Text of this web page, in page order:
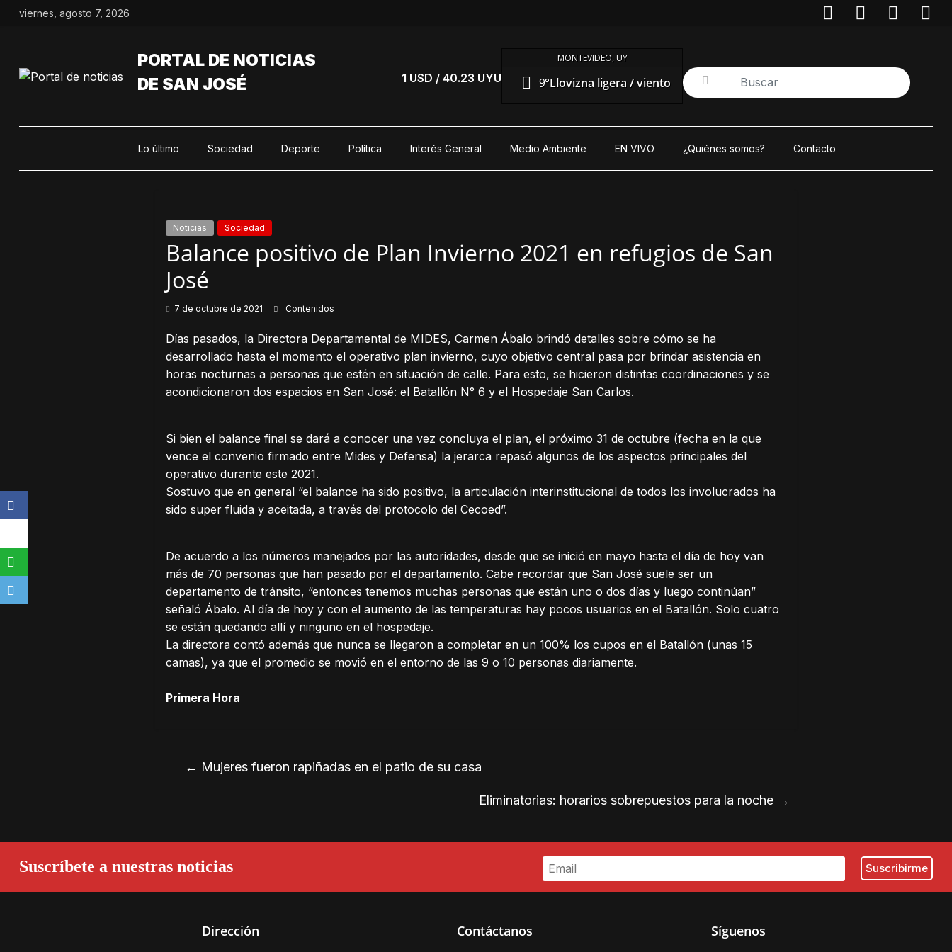
Saltarviernes, agosto 7, 2026
PORTAL DE NOTICIAS
DE SAN JOSÉ
1 USD / 40.23 UYU
MONTEVIDEO, UY
9°Llovizna ligera / viento
Lo último Sociedad Deporte Política Interés General Medio Ambiente EN VIVO ¿Quiénes somos? Contacto
Noticias Sociedad
Balance positivo de Plan Invierno 2021 en refugios de San
José
7 de octubre de 2021 Contenidos
Días pasados, la Directora Departamental de MIDES, Carmen Ábalo brindó detalles sobre cómo se ha
desarrollado hasta el momento el operativo plan invierno, cuyo objetivo central pasa por brindar asistencia en
horas nocturnas a personas que estén en situación de calle. Para esto, se hicieron distintas coordinaciones y se
acondicionaron dos espacios en San José: el Batallón N° 6 y el Hospedaje San Carlos.
Si bien el balance final se dará a conocer una vez concluya el plan, el próximo 31 de octubre (fecha en la que
vence el convenio firmado entre Mides y Defensa) la jerarca repasó algunos de los aspectos principales del
operativo durante este 2021.
Sostuvo que en general “el balance ha sido positivo, la articulación interinstitucional de todos los involucrados ha
sido super fluida y aceitada, a través del protocolo del Cecoed”.
De acuerdo a los números manejados por las autoridades, desde que se inició en mayo hasta el día de hoy van
más de 70 personas que han pasado por el departamento. Cabe recordar que San José suele ser un
departamento de tránsito, “entonces tenemos muchas personas que están uno o dos días y luego continúan”
señaló Ábalo. Al día de hoy y con el aumento de las temperaturas hay pocos usuarios en el Batallón. Solo cuatro
se están quedando allí y ninguno en el hospedaje.
La directora contó además que nunca se llegaron a completar en un 100% los cupos en el Batallón (unas 15
camas), ya que el promedio se movió en el entorno de las 9 o 10 personas diariamente.
Primera Hora
← Mujeres fueron rapiñadas en el patio de su casa
Eliminatorias: horarios sobrepuestos para la noche →
Suscríbete a nuestras noticias
Dirección Contáctanos Síguenos